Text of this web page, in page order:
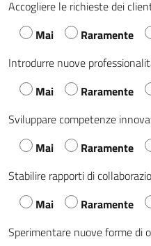
Accogliere le richieste dei
Mai
Raramente
Introdurre nuove
Mai
Raramente
Sviluppare competenze
Mai
Raramente
Stabilire rapporti di
Mai
Raramente
Sperimentare nuove forme di